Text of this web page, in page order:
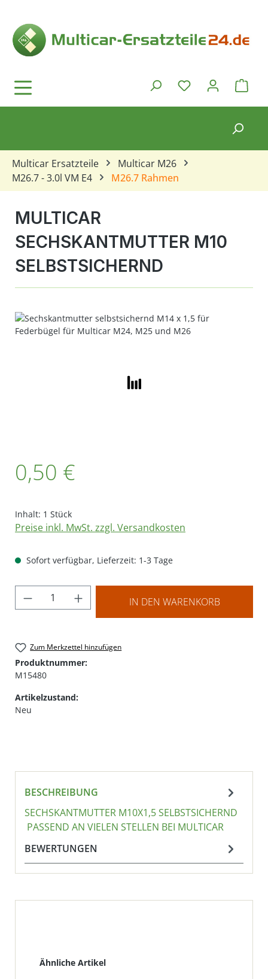
Du hast 0
Multicar Ersatzteile
Multicar M26
M26.7 - 3.0l VM E4
M26.7 Rahmen
MULTICAR
SECHSKANTMUTTER M10
SELBSTSICHERND
Bildergalerie überspringen
0,50 €
Inhalt: 1 Stück
Preise inkl. MwSt. zzgl. Versandkosten
Sofort verfügbar, Lieferzeit: 1-3 Tage
Produkt Anzahl: Gib den gewünschten
IN DEN WARENKORB
Zum Merkzettel hinzufügen
Produktnummer:
M15480
Artikelzustand:
Neu
BESCHREIBUNG
SECHSKANTMUTTER M10X1,5 SELBSTSICHERND
PASSEND AN VIELEN STELLEN BEI MULTICAR
BEWERTUNGEN
Produktgalerie überspringen
Ähnliche Artikel